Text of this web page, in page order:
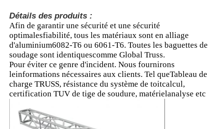
À propos de nous
Visite de l'usine
Contrôle qualité
Contactez-nous
Détails des produits :
Afin de garantir une sécurité et une sécurité
optimalesfiabilité, tous les matériaux sont en alliage
d'aluminium6082-T6 ou 6061-T6. Toutes les baguettes de
soudage sont identiquescomme Global Truss.
Pour éviter ce genre d'incident. Nous fournirons
leinformations nécessaires aux clients. Tel queTableau de
charge TRUSS, résistance du système de toitcalcul,
certification TUV de tige de soudure, matérielanalyse etc